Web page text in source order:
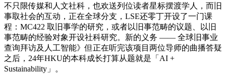
不只限传媒和人文社科，也欢送列位读者星标摆渡学人，而旧
事取社会的互动，正在全球分支，LSE还零丁开设了一门课
程：MC422 取旧事学的研究，或者以旧事范畴的议题、以旧
事范畴的经验对象开设社科研究。新的义务 —— 全球旧事业
查询拜访及人工智能》但正在听完该项目两位导师的曲播答疑
之后，24年HKU的本科成长打算从题就是「AI +
Sustainability」。